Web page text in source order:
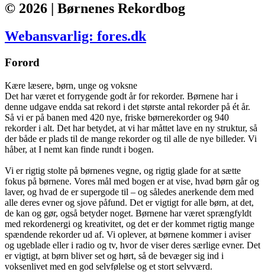
© 2026 | Børnenes Rekordbog
Webansvarlig: fores.dk
Forord
Kære læsere, børn, unge og voksne
Det har været et forrygende godt år for rekorder. Børnene har i
denne udgave endda sat rekord i det største antal rekorder på ét år.
Så vi er på banen med 420 nye, friske børnerekorder og 940
rekorder i alt. Det har betydet, at vi har måttet lave en ny struktur, så
der både er plads til de mange rekorder og til alle de nye billeder. Vi
håber, at I nemt kan finde rundt i bogen.
Vi er rigtig stolte på børnenes vegne, og rigtig glade for at sætte
fokus på børnene. Vores mål med bogen er at vise, hvad børn går og
laver, og hvad de er supergode til – og således anerkende dem med
alle deres evner og sjove påfund. Det er vigtigt for alle børn, at det,
de kan og gør, også betyder noget. Børnene har været sprængfyldt
med rekordenergi og kreativitet, og det er der kommet rigtig mange
spændende rekorder ud af. Vi oplever, at børnene kommer i aviser
og ugeblade eller i radio og tv, hvor de viser deres særlige evner. Det
er vigtigt, at børn bliver set og hørt, så de bevæger sig ind i
voksenlivet med en god selvfølelse og et stort selvværd.